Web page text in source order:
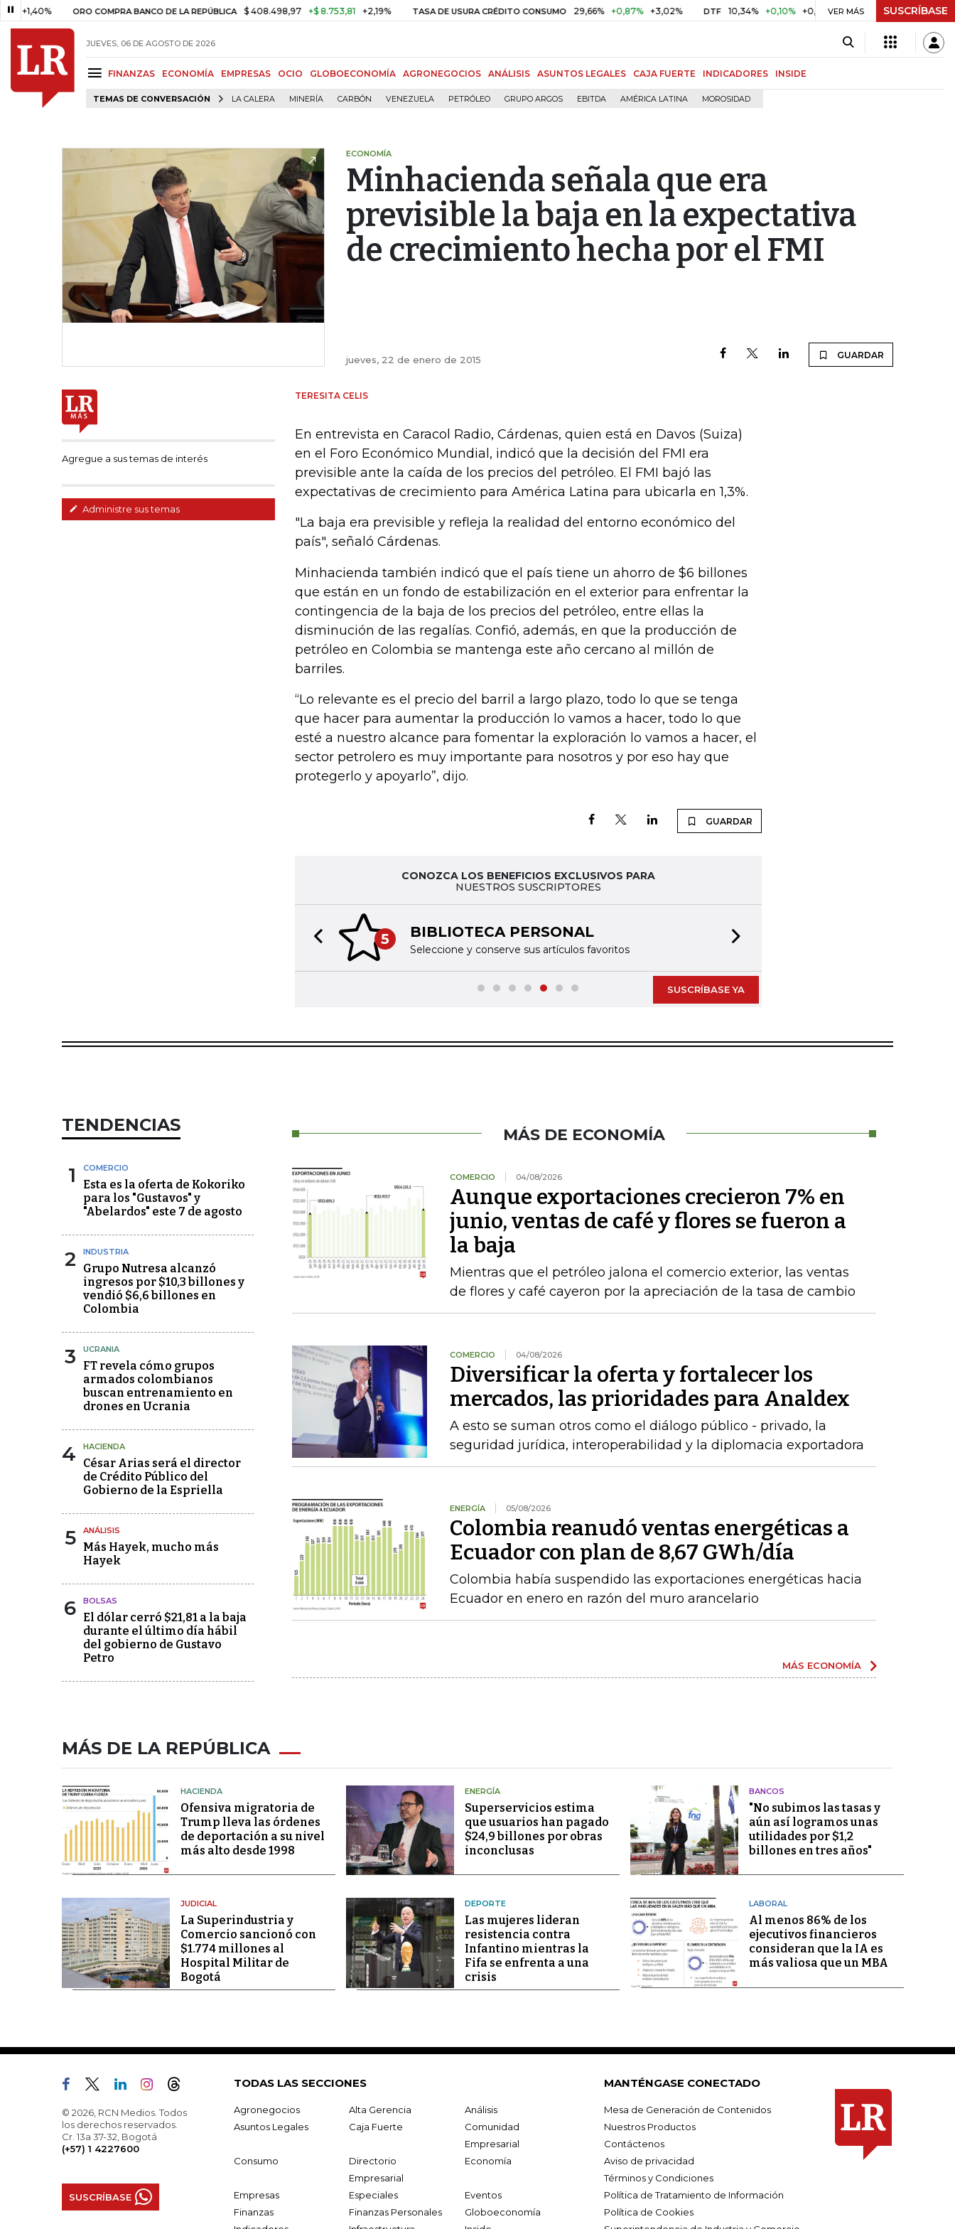
ORO COMPRA BANCO DE LA REPÚBLICA $ 408.498,97 +$ 8.753,81 +2,19% TASA DE USURA CRÉDITO CONSUMO 29,66% +0,87% +3,02% DTF 10,34% +0,10% +0,98% UVR $ 416,86 +$ 0,05
VER MÁS SUSCRÍBASE
JUEVES, 06 DE AGOSTO DE 2026
FINANZAS ECONOMÍA EMPRESAS OCIO GLOBOECONOMÍA AGRONEGOCIOS ANÁLISIS ASUNTOS LEGALES CAJA FUERTE INDICADORES INSIDE
TEMAS DE CONVERSACIÓN LA CALERA MINERÍA CARBÓN VENEZUELA PETRÓLEO GRUPO ARGOS EBITDA AMÉRICA LATINA MOROSIDAD
ECONOMÍA
Minhacienda señala que era
previsible la baja en la expectativa
de crecimiento hecha por el FMI
jueves, 22 de enero de 2015 GUARDAR
Agregue a sus temas de interés
Administre sus temas
TERESITA CELIS
En entrevista en Caracol Radio, Cárdenas, quien está en Davos (Suiza)
en el Foro Económico Mundial, indicó que la decisión del FMI era
previsible ante la caída de los precios del petróleo. El FMI bajó las
expectativas de crecimiento para América Latina para ubicarla en 1,3%.
"La baja era previsible y refleja la realidad del entorno económico del
país", señaló Cárdenas.
Minhacienda también indicó que el país tiene un ahorro de $6 billones
que están en un fondo de estabilización en el exterior para enfrentar la
contingencia de la baja de los precios del petróleo, entre ellas la
disminución de las regalías. Confió, además, en que la producción de
petróleo en Colombia se mantenga este año cercano al millón de
barriles.
“Lo relevante es el precio del barril a largo plazo, todo lo que se tenga
que hacer para aumentar la producción lo vamos a hacer, todo lo que
esté a nuestro alcance para fomentar la exploración lo vamos a hacer, el
sector petrolero es muy importante para nosotros y por eso hay que
protegerlo y apoyarlo”, dijo.
GUARDAR
CONOZCA LOS BENEFICIOS EXCLUSIVOS PARA
NUESTROS SUSCRIPTORES
5 BIBLIOTECA PERSONAL
Seleccione y conserve sus artículos favoritos
Previous slide
SUSCRÍBASE YA
TENDENCIAS
1 COMERCIO
Esta es la oferta de Kokoriko
para los "Gustavos" y
"Abelardos" este 7 de agosto
2 INDUSTRIA
Grupo Nutresa alcanzó
ingresos por $10,3 billones y
vendió $6,6 billones en
Colombia
3 UCRANIA
FT revela cómo grupos
armados colombianos
buscan entrenamiento en
drones en Ucrania
4 HACIENDA
César Arias será el director
de Crédito Público del
Gobierno de la Espriella
5 ANÁLISIS
Más Hayek, mucho más
Hayek
6 BOLSAS
El dólar cerró $21,81 a la baja
durante el último día hábil
del gobierno de Gustavo
Petro
MÁS DE ECONOMÍA
COMERCIO 04/08/2026
Aunque exportaciones crecieron 7% en
junio, ventas de café y flores se fueron a
la baja
Mientras que el petróleo jalona el comercio exterior, las ventas
de flores y café cayeron por la apreciación de la tasa de cambio
COMERCIO 04/08/2026
Diversificar la oferta y fortalecer los
mercados, las prioridades para Analdex
A esto se suman otros como el diálogo público - privado, la
seguridad jurídica, interoperabilidad y la diplomacia exportadora
ENERGÍA 05/08/2026
Colombia reanudó ventas energéticas a
Ecuador con plan de 8,67 GWh/día
Colombia había suspendido las exportaciones energéticas hacia
Ecuador en enero en razón del muro arancelario
MÁS ECONOMÍA
MÁS DE LA REPÚBLICA
HACIENDA
Ofensiva migratoria de
Trump lleva las órdenes
de deportación a su nivel
más alto desde 1998
ENERGÍA
Superservicios estima
que usuarios han pagado
$24,9 billones por obras
inconclusas
BANCOS
"No subimos las tasas y
aún así logramos unas
utilidades por $1,2
billones en tres años"
JUDICIAL
La Superindustria y
Comercio sancionó con
$1.774 millones al
Hospital Militar de
Bogotá
DEPORTE
Las mujeres lideran
resistencia contra
Infantino mientras la
Fifa se enfrenta a una
crisis
LABORAL
Al menos 86% de los
ejecutivos financieros
consideran que la IA es
más valiosa que un MBA
© 2026, RCN Medios. Todos
los derechos reservados.
Cr. 13a 37-32, Bogotá
(+57) 1 4227600
SUSCRÍBASE
TODAS LAS SECCIONES
Agronegocios Alta Gerencia
Análisis
Asuntos Legales
Caja Fuerte
Comunidad
Empresarial
Consumo
Directorio
Empresarial
Economía
Empresas Especiales
Eventos
Finanzas
Finanzas Personales
Globoeconomía
MANTÉNGASE CONECTADO
Mesa de Generación de Contenidos
Nuestros Productos
Contáctenos
Aviso de privacidad
Términos y Condiciones
Política de Tratamiento de Información
Política de Cookies